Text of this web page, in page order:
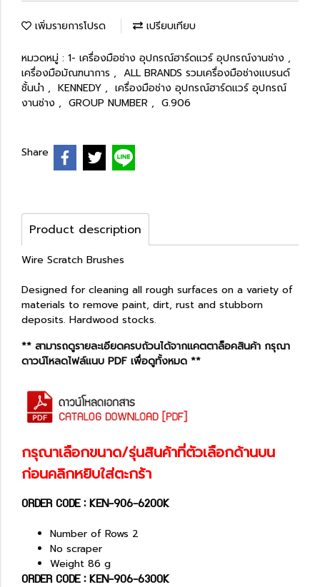
เพิ่มรายการโปรด เปรียบเทียบ
หมวดหมู่ : 1- เครื่องมือช่าง อุปกรณ์ฮาร์ดแวร์ อุปกรณ์งานช่าง ,
เครื่องมือมัณฑนาการ , ALL BRANDS รวมเครื่องมือช่างแบรนด์
ชั้นนำ , KENNEDY , เครื่องมือช่าง อุปกรณ์ฮาร์ดแวร์ อุปกรณ์
งานช่าง , GROUP NUMBER , G.906
Share
Product description
Wire Scratch Brushes
Designed for cleaning all rough surfaces on a variety of
materials to remove paint, dirt, rust and stubborn
deposits. Hardwood stocks.
** สามารถดูรายละเอียดครบถ้วนได้จากแคตตาล็อคสินค้า กรุณา
ดาวน์โหลดไฟล์แนบ PDF เพื่อดูทั้งหมด **
กรุณาเลือกขนาด/รุ่นสินค้าที่ตัวเลือกด้านบน
ก่อนคลิกหยิบใส่ตะกร้า
ORDER CODE : KEN-906-6200K
Number of Rows 2
No scraper
Weight 86 g
ORDER CODE : KEN-906-6300K